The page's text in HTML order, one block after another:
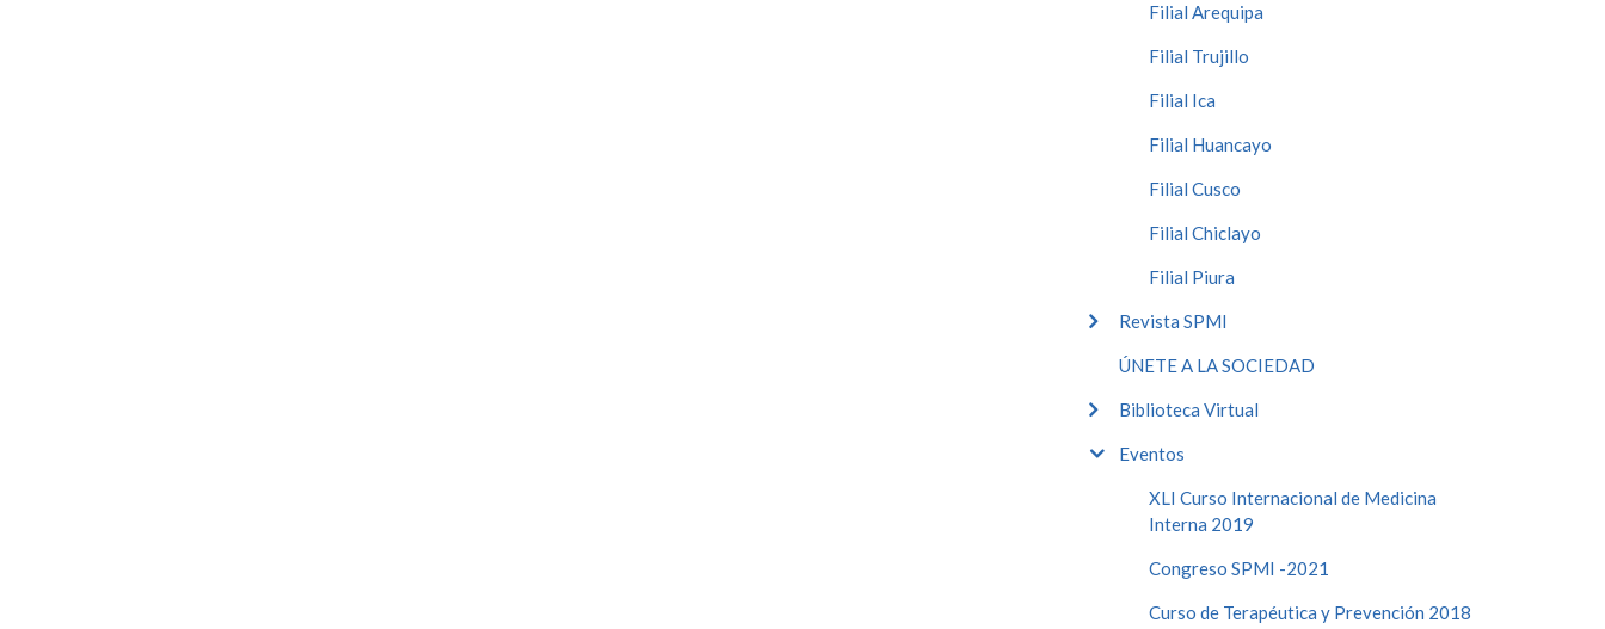
Filial Arequipa
Filial Trujillo
Filial Ica
Filial Huancayo
Filial Cusco
Filial Chiclayo
Filial Piura
Revista SPMI
ÚNETE A LA SOCIEDAD
Biblioteca Virtual
Eventos
XLI Curso Internacional de Medicina
Interna 2019
Congreso SPMI -2021
Curso de Terapéutica y Prevención 2018